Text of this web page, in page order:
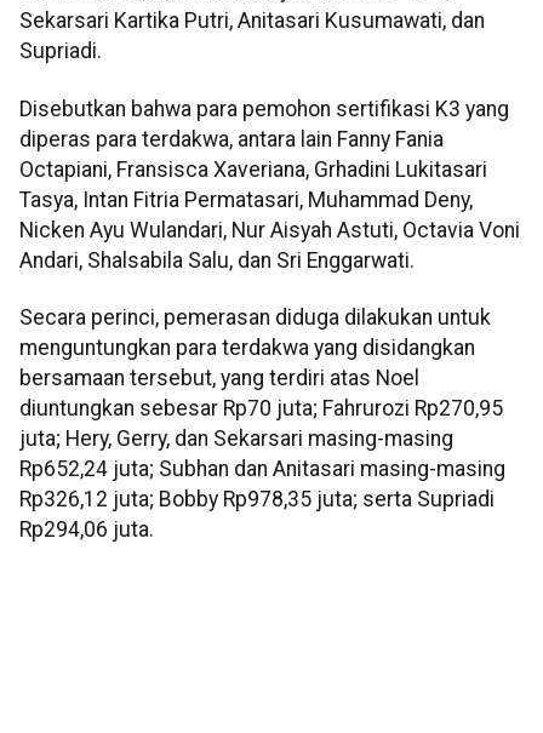
Sekarsari Kartika Putri, Anitasari Kusumawati, dan
Supriadi.
Disebutkan bahwa para pemohon sertifikasi K3 yang
diperas para terdakwa, antara lain Fanny Fania
Octapiani, Fransisca Xaveriana, Grhadini Lukitasari
Tasya, Intan Fitria Permatasari, Muhammad Deny,
Nicken Ayu Wulandari, Nur Aisyah Astuti, Octavia Voni
Andari, Shalsabila Salu, dan Sri Enggarwati.
Secara perinci, pemerasan diduga dilakukan untuk
menguntungkan para terdakwa yang disidangkan
bersamaan tersebut, yang terdiri atas Noel
diuntungkan sebesar Rp70 juta; Fahrurozi Rp270,95
juta; Hery, Gerry, dan Sekarsari masing-masing
Rp652,24 juta; Subhan dan Anitasari masing-masing
Rp326,12 juta; Bobby Rp978,35 juta; serta Supriadi
Rp294,06 juta.